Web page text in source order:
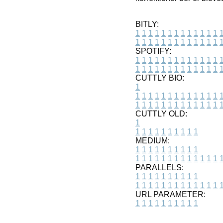
BITLY:
1 1 1 1 1 1 1 1 1 1 1 1 1 1
1 1 1 1 1 1 1 1 1 1 1 1 1 1
SPOTIFY:
1 1 1 1 1 1 1 1 1 1 1 1 1 1
1 1 1 1 1 1 1 1 1 1 1 1 1 1
CUTTLY BIO:
1
1 1 1 1 1 1 1 1 1 1 1 1 1 1
1 1 1 1 1 1 1 1 1 1 1 1 1 1
CUTTLY OLD:
1
1 1 1 1 1 1 1 1 1 1
MEDIUM:
1 1 1 1 1 1 1 1 1 1
1 1 1 1 1 1 1 1 1 1 1 1 1 1
PARALLELS:
1 1 1 1 1 1 1 1 1 1
1 1 1 1 1 1 1 1 1 1 1 1 1 1
URL PARAMETER:
1 1 1 1 1 1 1 1 1 1